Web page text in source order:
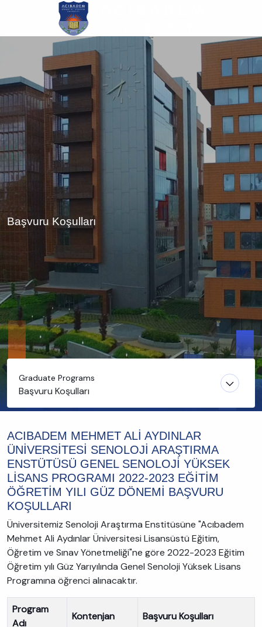
main
Başvuru Koşulları
Graduate Programs
Başvuru Koşulları
ACIBADEM MEHMET ALİ AYDINLAR
ÜNİVERSİTESİ SENOLOJİ ARAŞTIRMA
ENSTÜTÜSÜ GENEL SENOLOJİ YÜKSEK
LİSANS PROGRAMI 2022-2023 EĞİTİM
ÖĞRETİM YILI GÜZ DÖNEMİ BAŞVURU
KOŞULLARI
Üniversitemiz Senoloji Araştırma Enstitüsüne "Acıbadem
Mehmet Ali Aydınlar Üniversitesi Lisansüstü Eğitim,
Öğretim ve Sınav Yönetmeliği"ne göre 2022-2023 Eğitim
Öğretim yılı Güz Yarıyılında Genel Senoloji Yüksek Lisans
Programına öğrenci alınacaktır.
Program
Adı
Kontenjan Başvuru Koşulları